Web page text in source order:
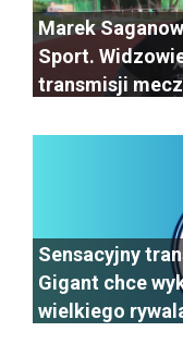
Marek
Sport.
transmisji
Sensacyjny
Gigant chce
wielkiego